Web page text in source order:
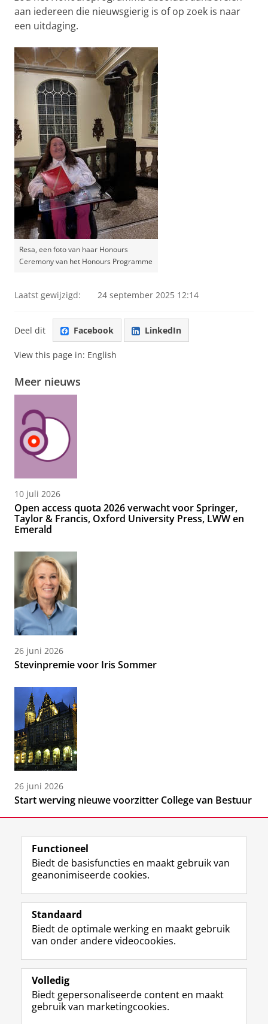
aan iedereen die nieuwsgierig is of op zoek is naar
een uitdaging.
Resa, een foto van haar Honours
Ceremony van het Honours Programme
Laatst gewijzigd: 24 september 2025 12:14
Deel dit Facebook LinkedIn
View this page in: English
Meer nieuws
10 juli 2026
Open access quota 2026 verwacht voor Springer,
Taylor & Francis, Oxford University Press, LWW en
Emerald
26 juni 2026
Stevinpremie voor Iris Sommer
26 juni 2026
Start werving nieuwe voorzitter College van Bestuur
Volg de RUG
F
a
e
b
o
p
a
L
i
k
e
I
-
p
R
S
-
f
e
R
I
n
t
r
m
Y
o
T
e
k
Studiekiezers
Alumni
Over ons
Functioneel
Biedt de basisfuncties en maakt gebruik van
geanonimiseerde cookies.
Standaard
Biedt de optimale werking en maakt gebruik
van onder andere videocookies.
Volledig
Biedt gepersonaliseerde content en maakt
gebruik van marketingcookies.